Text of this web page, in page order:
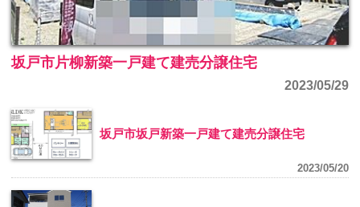
坂戸市片柳新築一戸建て建売分譲住宅
2023/05/29
坂戸市坂戸新築一戸建て建売分譲住宅
2023/05/20